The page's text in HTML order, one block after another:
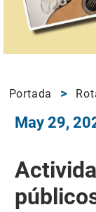
Portada
May 29,